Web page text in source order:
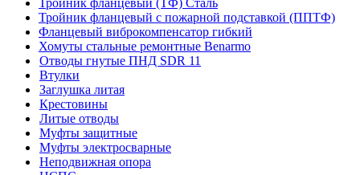
Тройник фланцевый (ТФ) Сталь
Тройник фланцевый с пожарной подставкой (ППТФ)
Фланцевый виброкомпенсатор гибкий
Хомуты стальные ремонтные Benarmo
Отводы гнутые ПНД SDR 11
Втулки
Заглушка литая
Крестовины
Литые отводы
Муфты защитные
Муфты электросварные
Неподвижная опора